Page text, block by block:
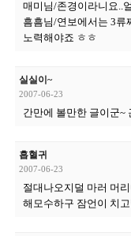
매미님/존경이라니요..
흠흠님/연보에서는 3류
노력해야죠 ㅎㅎ
실실이~
2007-06-23
간만에 볼만한 글이군~
흡혈귀
2007-06-23
절대나오지덜 마러 머
해모수하구 잠언이 치